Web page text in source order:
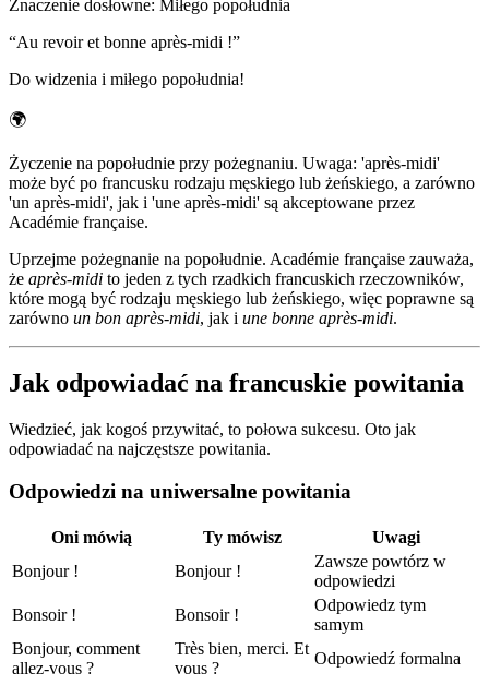
Znaczenie dosłowne: Miłego popołudnia
“Au revoir et bonne après-midi !”
Do widzenia i miłego popołudnia!
🌍
Życzenie na popołudnie przy pożegnaniu. Uwaga: 'après-midi'
może być po francusku rodzaju męskiego lub żeńskiego, a zarówno
'un après-midi', jak i 'une après-midi' są akceptowane przez
Académie française.
Uprzejme pożegnanie na popołudnie. Académie française zauważa,
że après-midi to jeden z tych rzadkich francuskich rzeczowników,
które mogą być rodzaju męskiego lub żeńskiego, więc poprawne są
zarówno un bon après-midi, jak i une bonne après-midi.
Jak odpowiadać na francuskie powitania
Wiedzieć, jak kogoś przywitać, to połowa sukcesu. Oto jak
odpowiadać na najczęstsze powitania.
Odpowiedzi na uniwersalne powitania
Oni mówią Ty mówisz
Uwagi
Bonjour !
Bonjour !
Zawsze powtórz w
odpowiedzi
Bonsoir !
Bonsoir !
Odpowiedz tym
samym
Bonjour, comment
allez-vous ?
Très bien, merci. Et
vous ?
Odpowiedź formalna